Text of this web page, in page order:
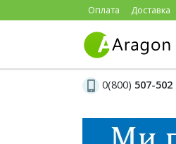
Оплата Доставка
0(800) 507-502